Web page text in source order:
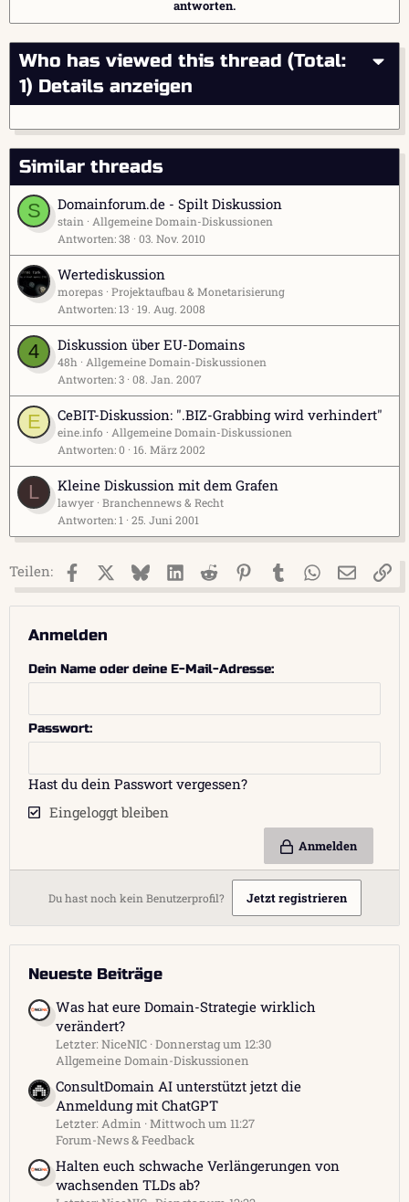
antworten.
Who has viewed this thread (Total:
1) Details anzeigen
Similar threads
S
Domainforum.de - Spilt Diskussion
stain Allgemeine Domain-Diskussionen
Antworten 38 03. Nov. 2010
Wertediskussion
morepas Projektaufbau & Monetarisierung
Antworten 13 19. Aug. 2008
4 Diskussion über EU-Domains
48h Allgemeine Domain-Diskussionen
Antworten 3 08. Jan. 2007
E CeBIT-Diskussion: ".BIZ-Grabbing wird verhindert"
eine.info
Allgemeine Domain-Diskussionen
Antworten 0 16. März 2002
L Kleine Diskussion mit dem Grafen
lawyer Branchennews & Recht
Antworten 1 25. Juni 2001
Teilen: FacebookX (Twitter)
BlueskyLinkedIn
Reddit PinterestTumblr WhatsApp
E-Mail
Anmelden
Dein Name oder deine E-Mail-Adresse
Passwort
Hast du dein Passwort vergessen?
Eingeloggt bleiben
Anmelden
Du hast noch kein Benutzerprofil? Jetzt registrieren
Neueste Beiträge
Was hat eure Domain-Strategie wirklich
verändert?
Letzter: NiceNIC Donnerstag um 12:30
Allgemeine Domain-Diskussionen
ConsultDomain AI unterstützt jetzt die
Anmeldung mit ChatGPT
Letzter: Admin Mittwoch um 11:27
Forum-News & Feedback
Halten euch schwache Verlängerungen von
wachsenden TLDs ab?